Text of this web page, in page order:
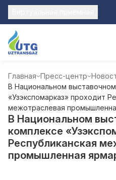
Главная Пресс-центр
В Национальном
«Узэкспомарказ» проходит
межотраслевая
В Национальном
комплексе
Республиканская
промышленная